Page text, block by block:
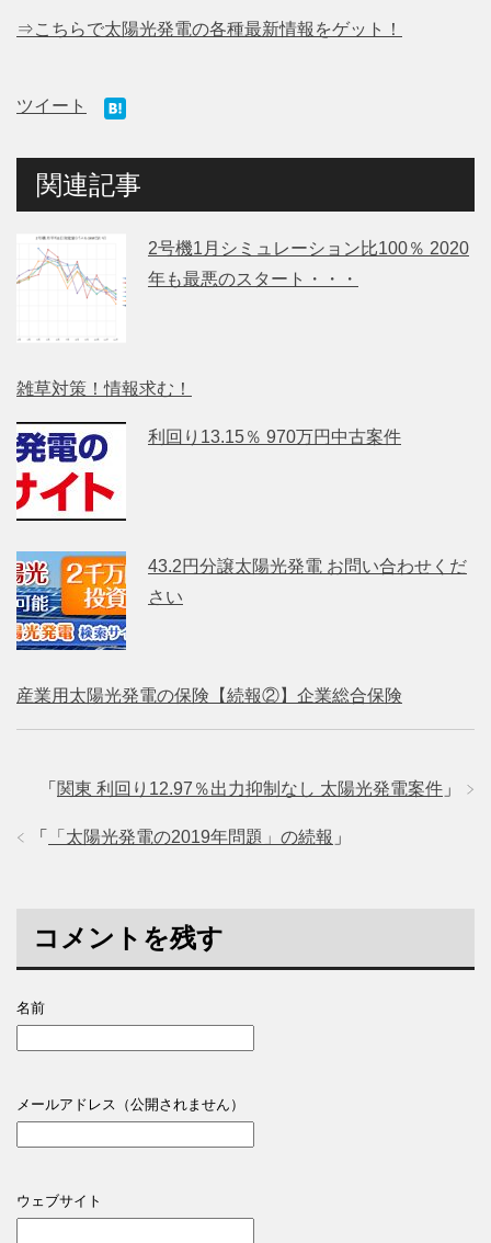
⇒こちらで太陽光発電の各種最新情報をゲット！
ツイート
関連記事
2号機1月シミュレーション比100％ 2020
年も最悪のスタート・・・
雑草対策！情報求む！
利回り13.15％ 970万円中古案件
43.2円分譲太陽光発電 お問い合わせくだ
さい
産業用太陽光発電の保険【続報②】企業総合保険
「 関東 利回り12.97％出力抑制なし 太陽光発電案件 」
「 「太陽光発電の2019年問題」の続報 」
コメントを残す
名前
メールアドレス（公開されません）
ウェブサイト